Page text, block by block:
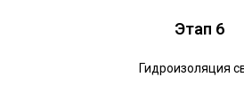
Этап 6
Гидроизоляция